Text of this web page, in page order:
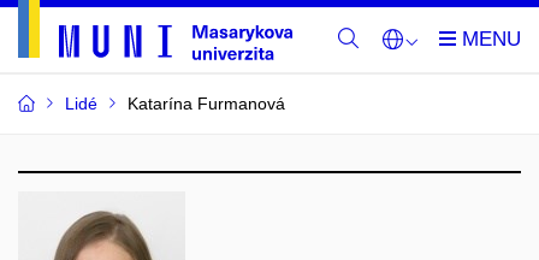
Lidé Katarína Furmanová